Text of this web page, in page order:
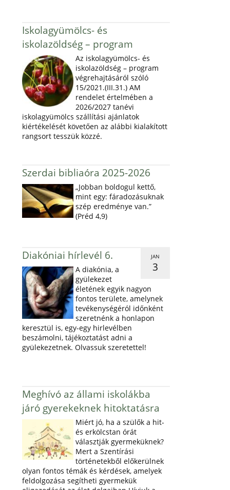
Iskolagyümölcs- és
iskolazöldség – program
Az iskolagyümölcs- és
iskolazöldség – program
végrehajtásáról szóló
15/2021.(III.31.) AM
rendelet értelmében a
2026/2027 tanévi
iskolagyümölcs szállítási ajánlatok
kiértékelését követően az alábbi kialakított
rangsort tesszük közzé.
Szerdai bibliaóra 2025-2026
„Jobban boldogul kettő,
mint egy: fáradozásuknak
szép eredménye van.”
(Préd 4,9)
JAN
3
Diakóniai hírlevél 6.
A diakónia, a
gyülekezet
életének egyik nagyon
fontos területe, amelynek
tevékenységéról időnként
szeretnénk a honlapon
keresztül is, egy-egy hirlevélben
beszámolni, tájékoztatást adni a
gyülekezetnek. Olvassuk szeretettel!
Meghívó az állami iskolákba
járó gyerekeknek hitoktatásra
Miért jó, ha a szülők a hit-
és erkölcstan órát
választják gyermeküknek?
Mert a Szentírási
történetekből előkerülnek
olyan fontos témák és kérdések, amelyek
feldolgozása segítheti gyermekük